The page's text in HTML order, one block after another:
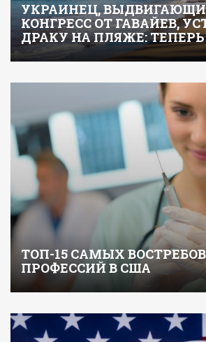
УКРАИНЕЦ,
КОНГРЕСС ОТ ГАВАЙЕВ,
ДРАКУ НА ПЛЯЖЕ: ТЕПЕРЬ
ТОП-15 САМЫХ
ПРОФЕССИЙ В США